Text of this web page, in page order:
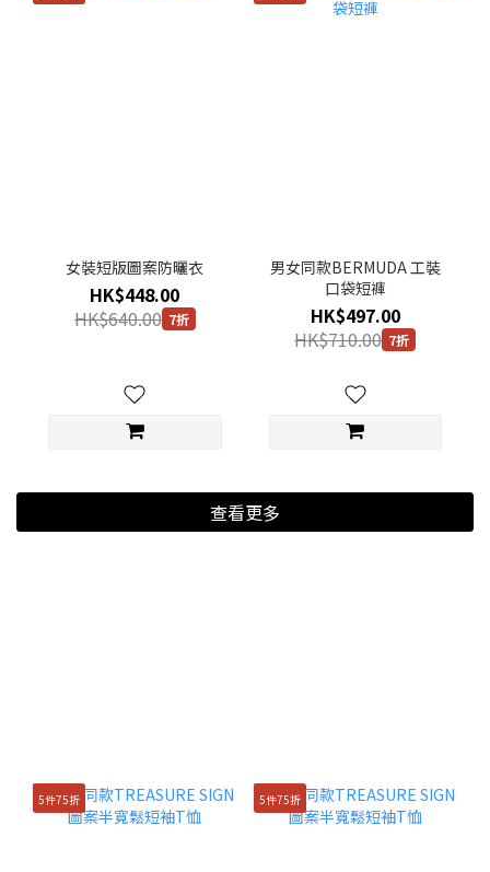
女裝短版圖案防曬衣
HK$448.00
HK$640.00 7折
男女同款BERMUDA 工裝
口袋短褲
HK$497.00
HK$710.00 7折
查看更多
5件75折 5件75折